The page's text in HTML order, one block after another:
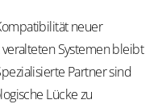
neuer
Systemen bleibt
Partner sind
Lücke zu